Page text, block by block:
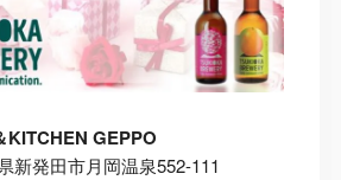
KITCHEN GEPPO
新発田市月岡温泉552-111